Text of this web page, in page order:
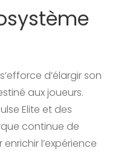
d’élargir son
aux joueurs.
Elite et des
continue de
l’expérience